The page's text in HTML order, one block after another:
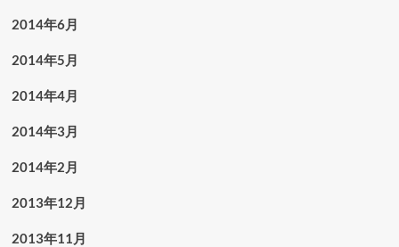
2014年6月
2014年5月
2014年4月
2014年3月
2014年2月
2013年12月
2013年11月